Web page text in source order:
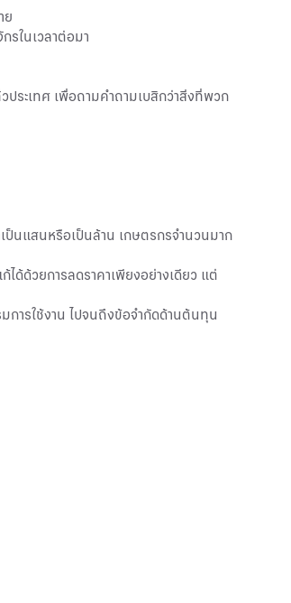
ย
รในเวลาต่อมา
ระเทศ เพื่อถามคำถามเบสิกว่าสิ่งที่พวก
ป็นแสนหรือเป็นล้าน เกษตรกรจำนวนมาก
ด้ด้วยการลดราคาเพียงอย่างเดียว แต่
การใช้งาน ไปจนถึงข้อจำกัดด้านต้นทุน